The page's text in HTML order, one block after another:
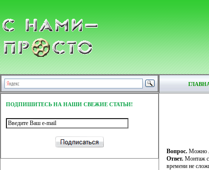
ПОДПИШИТЕСЬ НА НАШИ СВЕЖИЕ СТАТЬИ!
Вопрос. Можно
Ответ. Монтаж
времени не